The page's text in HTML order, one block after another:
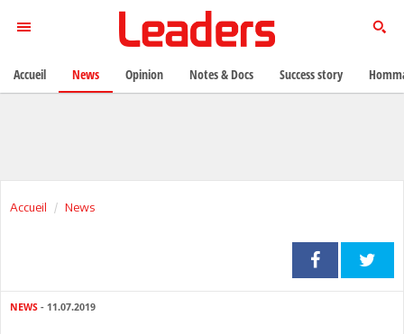
Accueil News
NEWS - 11.07.2019
Accueil News Opinion Notes & Docs Success story